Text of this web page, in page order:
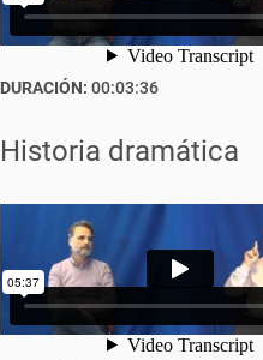
DURACIÓN: 00:03:36
Historia dramática